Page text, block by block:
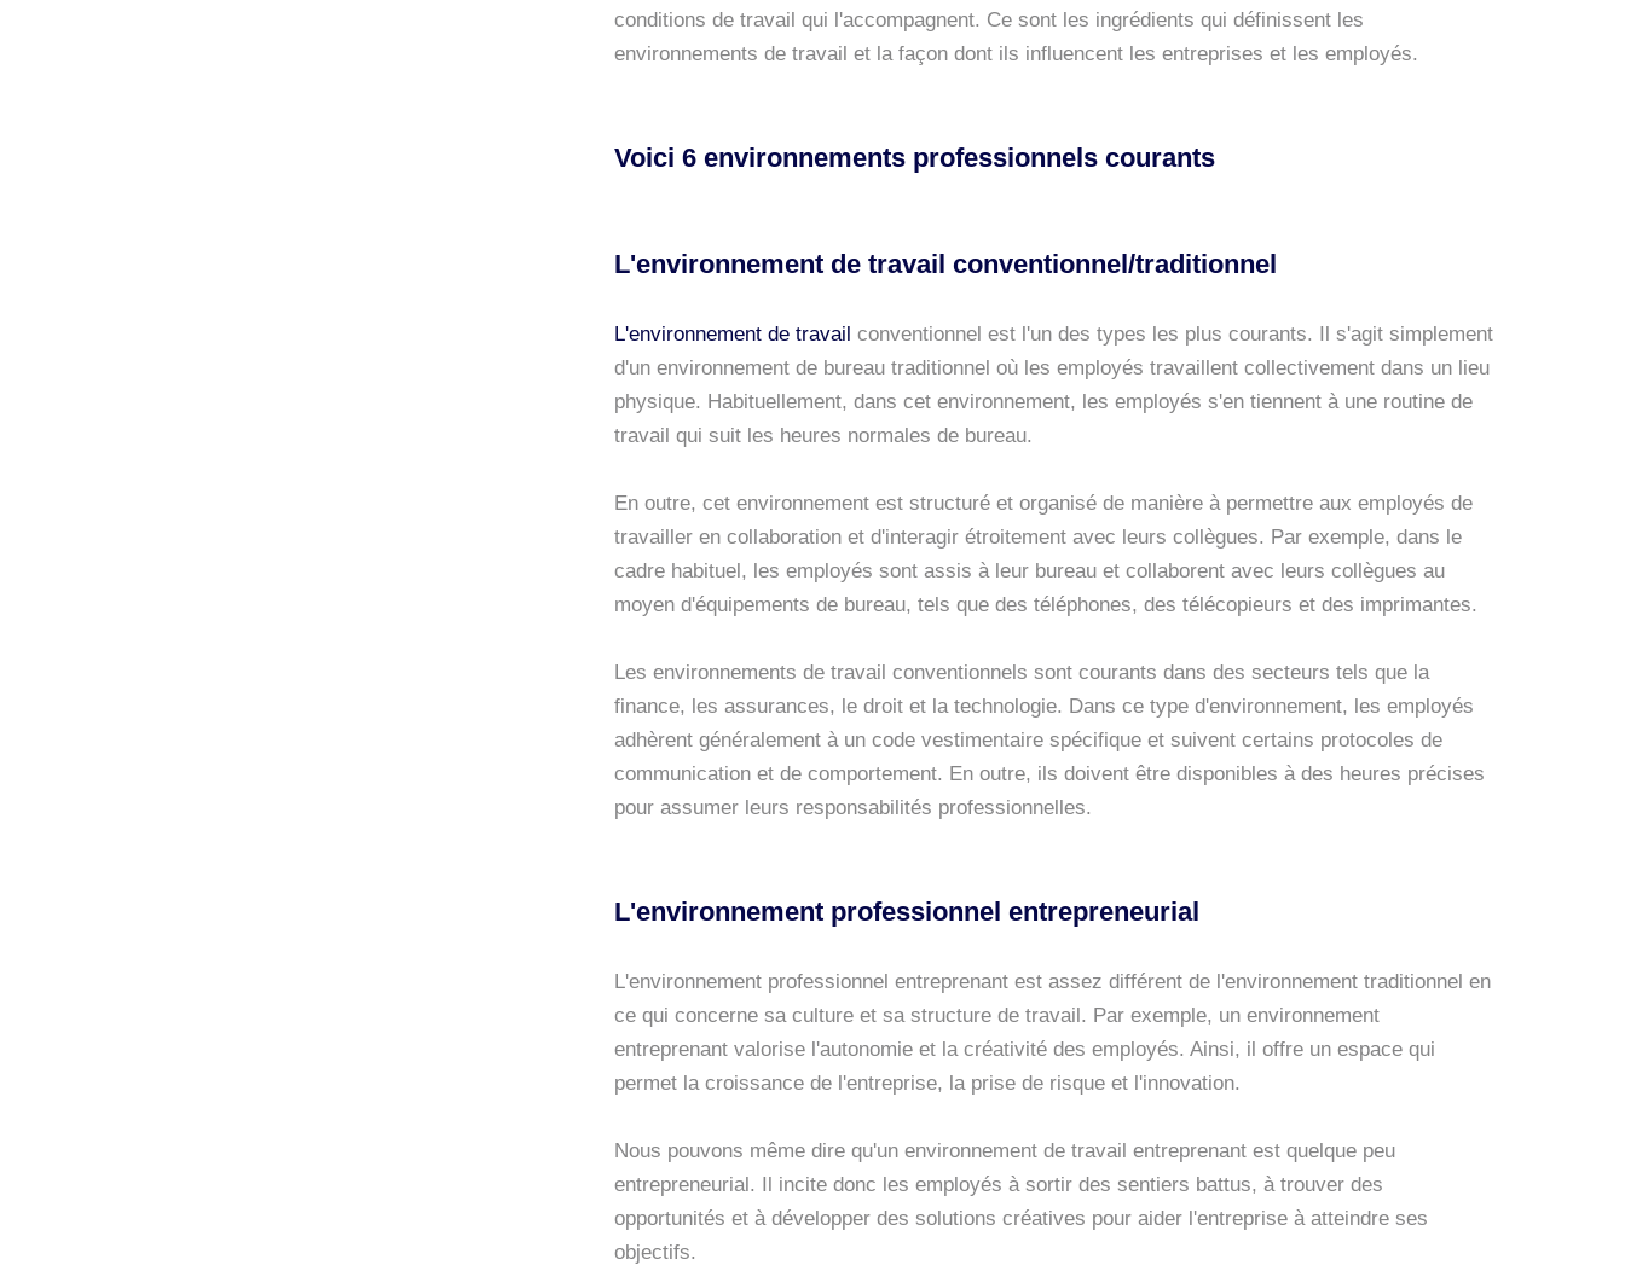
conditions de travail qui l'accompagnent. Ce sont les ingrédients qui définissent les
environnements de travail et la façon dont ils influencent les entreprises et les employés.
Voici 6 environnements professionnels courants
L'environnement de travail conventionnel/traditionnel
L'environnement de travail conventionnel est l'un des types les plus courants. Il s'agit simplement
d'un environnement de bureau traditionnel où les employés travaillent collectivement dans un lieu
physique. Habituellement, dans cet environnement, les employés s'en tiennent à une routine de
travail qui suit les heures normales de bureau.
En outre, cet environnement est structuré et organisé de manière à permettre aux employés de
travailler en collaboration et d'interagir étroitement avec leurs collègues. Par exemple, dans le
cadre habituel, les employés sont assis à leur bureau et collaborent avec leurs collègues au
moyen d'équipements de bureau, tels que des téléphones, des télécopieurs et des imprimantes.
Les environnements de travail conventionnels sont courants dans des secteurs tels que la
finance, les assurances, le droit et la technologie. Dans ce type d'environnement, les employés
adhèrent généralement à un code vestimentaire spécifique et suivent certains protocoles de
communication et de comportement. En outre, ils doivent être disponibles à des heures précises
pour assumer leurs responsabilités professionnelles.
L'environnement professionnel entrepreneurial
L'environnement professionnel entreprenant est assez différent de l'environnement traditionnel en
ce qui concerne sa culture et sa structure de travail. Par exemple, un environnement
entreprenant valorise l'autonomie et la créativité des employés. Ainsi, il offre un espace qui
permet la croissance de l'entreprise, la prise de risque et l'innovation.
Nous pouvons même dire qu'un environnement de travail entreprenant est quelque peu
entrepreneurial. Il incite donc les employés à sortir des sentiers battus, à trouver des
opportunités et à développer des solutions créatives pour aider l'entreprise à atteindre ses
objectifs.